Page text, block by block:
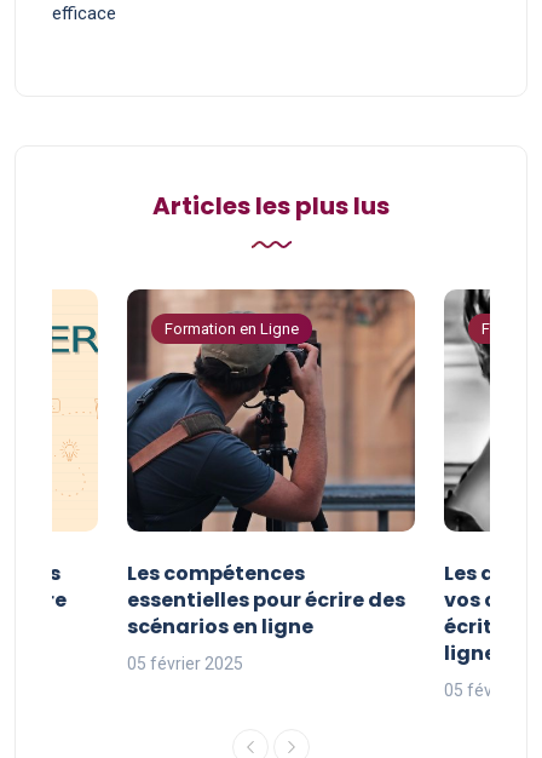
efficace
Articles les plus lus
vos
Formation en Ligne
Les compétences
essentielles pour écrire des
scénarios en ligne
05 février 2025
Les
vos
écriture
ligne
05 février